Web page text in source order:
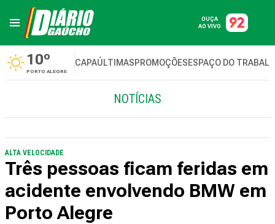
OUÇA
AO VIVO
10º
PORTO ALEGRE
CAPAÚLTIMASPROMOÇÕESESPAÇO DO
NOTÍCIAS
ALTA VELOCIDADE
Três pessoas ficam feridas em
acidente envolvendo BMW em
Porto Alegre